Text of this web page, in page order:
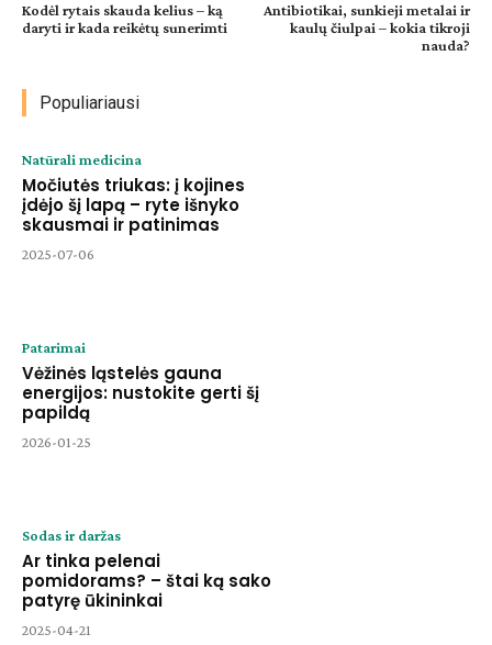
Kodėl rytais skauda kelius – ką
daryti ir kada reikėtų sunerimti
Antibiotikai, sunkieji metalai ir
kaulų čiulpai – kokia tikroji
nauda?
Populiariausi
Natūrali medicina
Močiutės triukas: į kojines
įdėjo šį lapą – ryte išnyko
skausmai ir patinimas
2025-07-06
Patarimai
Vėžinės ląstelės gauna
energijos: nustokite gerti šį
papildą
2026-01-25
Sodas ir daržas
Ar tinka pelenai
pomidorams? – štai ką sako
patyrę ūkininkai
2025-04-21